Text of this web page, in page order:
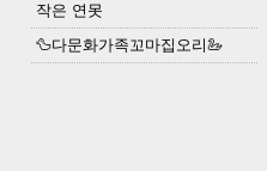
작은 연못
🦆다문화가족꼬마집오리🦢